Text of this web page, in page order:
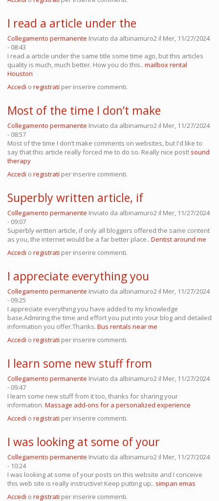
I read a article under the
Collegamento permanente Inviato da albinamuro2 il Mer, 11/27/2024
- 08:43
I read a article under the same title some time ago, but this articles
quality is much, much better. How you do this.. mailbox rental
Houston
Accedi o registrati per inserire commenti.
Most of the time I don’t make
Collegamento permanente Inviato da albinamuro2 il Mer, 11/27/2024
- 08:57
Most of the time I don’t make comments on websites, but I'd like to
say that this article really forced me to do so. Really nice post! sound
therapy
Accedi o registrati per inserire commenti.
Superbly written article, if
Collegamento permanente Inviato da albinamuro2 il Mer, 11/27/2024
- 09:07
Superbly written article, if only all bloggers offered the same content
as you, the internet would be a far better place.. Dentist around me
Accedi o registrati per inserire commenti.
I appreciate everything you
Collegamento permanente Inviato da albinamuro2 il Mer, 11/27/2024
- 09:25
I appreciate everything you have added to my knowledge
base.Admiring the time and effort you put into your blog and detailed
information you offer.Thanks. Bus rentals near me
Accedi o registrati per inserire commenti.
I learn some new stuff from
Collegamento permanente Inviato da albinamuro2 il Mer, 11/27/2024
- 09:47
I learn some new stuff from it too, thanks for sharing your
information. Massage add-ons for a personalized experience
Accedi o registrati per inserire commenti.
I was looking at some of your
Collegamento permanente Inviato da albinamuro2 il Mer, 11/27/2024
- 10:24
I was looking at some of your posts on this website and I conceive
this web site is really instructive! Keep putting up.. simpan emas
Accedi o registrati per inserire commenti.